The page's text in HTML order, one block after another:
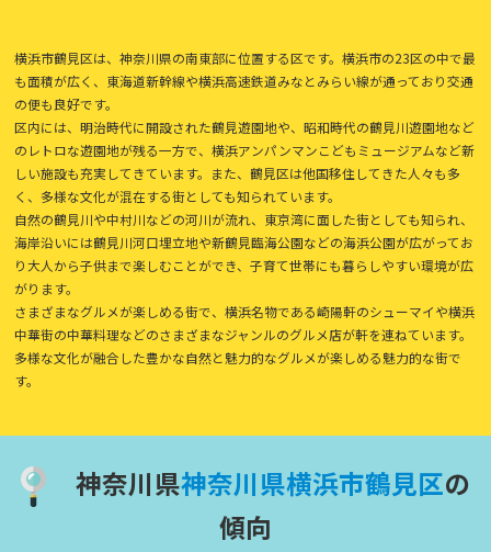
横浜市鶴見区は、神奈川県の南東部に位置する区です。横浜市の23区の中で最
も面積が広く、東海道新幹線や横浜高速鉄道みなとみらい線が通っており交通
の便も良好です。
区内には、明治時代に開設された鶴見遊園地や、昭和時代の鶴見川遊園地など
のレトロな遊園地が残る一方で、横浜アンパンマンこどもミュージアムなど新
しい施設も充実してきています。また、鶴見区は他国移住してきた人々も多
く、多様な文化が混在する街としても知られています。
自然の鶴見川や中村川などの河川が流れ、東京湾に面した街としても知られ、
海岸沿いには鶴見川河口埋立地や新鶴見臨海公園などの海浜公園が広がってお
り大人から子供まで楽しむことができ、子育て世帯にも暮らしやすい環境が広
がります。
さまざまなグルメが楽しめる街で、横浜名物である崎陽軒のシューマイや横浜
中華街の中華料理などのさまざまなジャンルのグルメ店が軒を連ねています。
多様な文化が融合した豊かな自然と魅力的なグルメが楽しめる魅力的な街で
す。
神奈川県神奈川県横浜市鶴見区の
傾向